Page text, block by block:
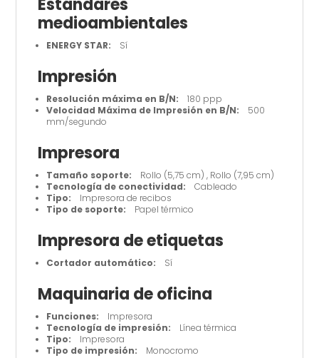
Estándares
medioambientales
ENERGY STAR: Sí
Impresión
Resolución máxima en B/N: 180 ppp
Velocidad Máxima de Impresión en B/N: 500
mm/segundo
Impresora
Tamaño soporte: Rollo (5,75 cm) , Rollo (7,95 cm)
Tecnología de conectividad: Cableado
Tipo: Impresora de recibos
Tipo de soporte: Papel térmico
Impresora de etiquetas
Cortador automático: Sí
Maquinaria de oficina
Funciones: Impresora
Tecnología de impresión: Línea térmica
Tipo: Impresora
Tipo de impresión: Monocromo